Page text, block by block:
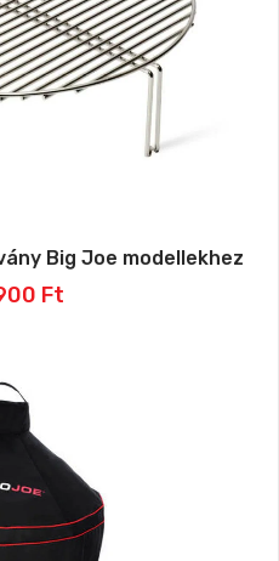
Big Joe modellekhez
Ft